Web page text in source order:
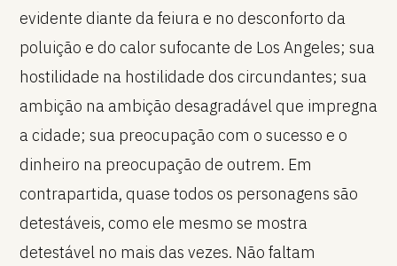
evidente diante da feiura e no desconforto da
poluição e do calor sufocante de Los Angeles; sua
hostilidade na hostilidade dos circundantes; sua
ambição na ambição desagradável que impregna
a cidade; sua preocupação com o sucesso e o
dinheiro na preocupação de outrem. Em
contrapartida, quase todos os personagens são
detestáveis, como ele mesmo se mostra
detestável no mais das vezes. Não faltam